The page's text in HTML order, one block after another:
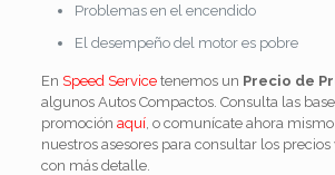
Problemas en el encendido
El desempeño del motor es pobre
En Speed Servicetenemos un Precio de
algunos Autos Compactos. Consulta las
promoción aquí, o comunícate ahora
nuestros asesores para consultar los
con más detalle.